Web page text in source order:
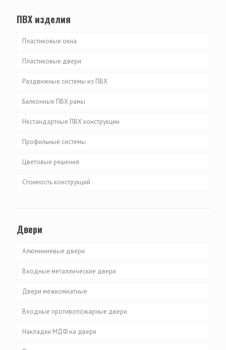
ПВХ изделия
Пластиковые окна
Пластиковые двери
Раздвижные системы из ПВХ
Балконные ПВХ рамы
Нестандартные ПВХ конструкции
Профильные системы
ALUPLAST серия IDEAL 4000
ALUPLAST серия IDEAL 2000
Цветовые решения
Стоимость конструкций
Двери
Алюминиевые двери
Входные металлические двери
Двери межкомнатные
Входные противопожарные двери
Накладки МДФ на двери